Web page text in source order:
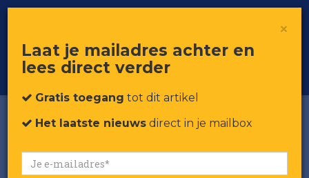
Voor professionals in retail & brands
Toggle
×
Laat je mailadres achter en
lees direct verder
Gratis toegang tot dit artikel
Het laatste nieuws direct in je mailbox